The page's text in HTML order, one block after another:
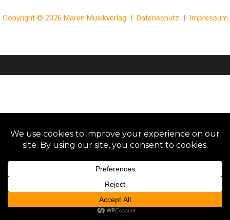
Copyright © 2026 Maren Musikverlag | Datenschutz | Impressum